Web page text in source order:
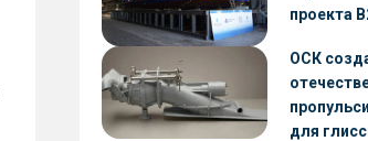
проекта
ОСК
для